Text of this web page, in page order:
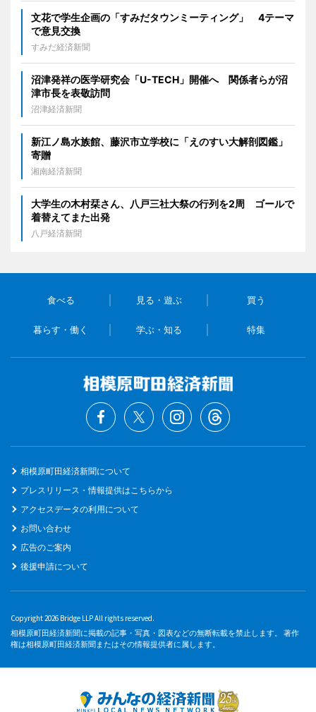
文花で学生企画の「すみだタウンミーティング」 4テーマ
で意見交換
すみだ経済新聞
沼津発祥の医学研究会「U-TECH」開催へ 関係者らが沼
津市長を表敬訪問
沼津経済新聞
新江ノ島水族館、藤沢市立学校に「えのすい大解剖図鑑」
寄贈
湘南経済新聞
大学生の木村栞さん、八戸三社大祭の行列を2周 ゴールで
着替えてまた出発
八戸経済新聞
食べる 見る・遊ぶ 買う
暮らす・働く 学ぶ・知る 特集
相模原町田経済新聞について
プレスリリース・情報提供はこちらから
アクセスデータの利用について
お問い合わせ
広告のご案内
後援申請について
Copyright 2026 Bridge LLP All rights reserved.
相模原町田経済新聞に掲載の記事・写真・図表などの無断転載を禁止します。 著作
権は相模原町田経済新聞またはその情報提供者に属します。